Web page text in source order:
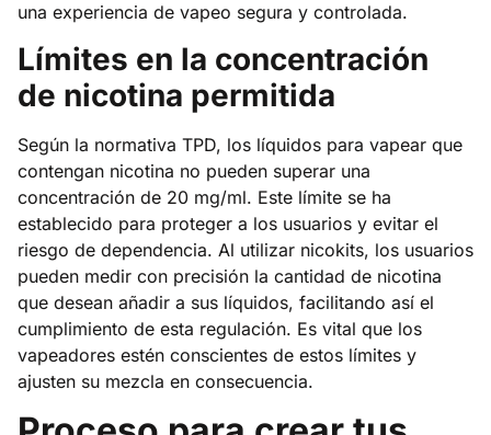
una experiencia de vapeo segura y controlada.
Límites en la concentración
de nicotina permitida
Según la normativa TPD, los líquidos para vapear que
contengan nicotina no pueden superar una
concentración de 20 mg/ml. Este límite se ha
establecido para proteger a los usuarios y evitar el
riesgo de dependencia. Al utilizar nicokits, los usuarios
pueden medir con precisión la cantidad de nicotina
que desean añadir a sus líquidos, facilitando así el
cumplimiento de esta regulación. Es vital que los
vapeadores estén conscientes de estos límites y
ajusten su mezcla en consecuencia.